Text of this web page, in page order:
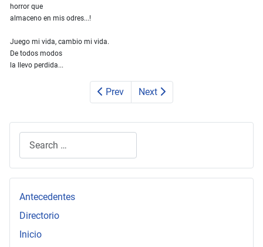
horror que
almaceno en mis odres...!
Juego mi vida, cambio mi vida.
De todos modos
la llevo perdida...
Prev Next
Antecedentes
Directorio
Inicio